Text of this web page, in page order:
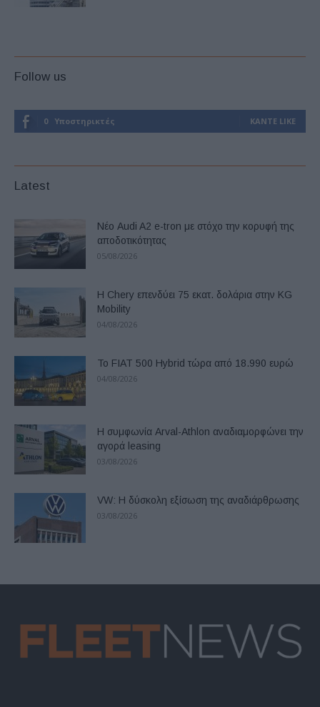
Follow us
0 Υποστηρικτές ΚΆΝΤΕ LIKE
Latest
Νέο Audi A2 e-tron με στόχο την κορυφή της
αποδοτικότητας
05/08/2026
Η Chery επενδύει 75 εκατ. δολάρια στην KG
Mobility
04/08/2026
Το FIAT 500 Hybrid τώρα από 18.990 ευρώ
04/08/2026
Η συμφωνία Arval-Athlon αναδιαμορφώνει την
αγορά leasing
03/08/2026
VW: Η δύσκολη εξίσωση της αναδιάρθρωσης
03/08/2026